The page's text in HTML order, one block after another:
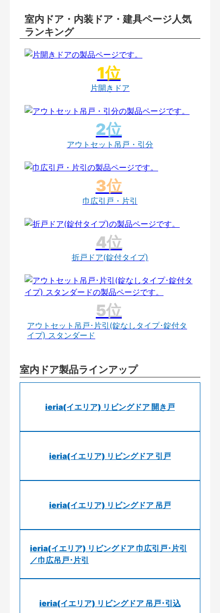
室内ドア・内装ドア・建具ページ人気
ランキング
片開きドア
アウトセット吊戸・引分
巾広引戸・片引
折戸ドア(錠付タイプ)
アウトセット吊戸･片引(錠なしタイプ･錠付タ
イプ) スタンダード
室内ドア製品ラインアップ
ieria(イエリア) リビングドア 開き戸
ieria(イエリア) リビングドア 引戸
ieria(イエリア) リビングドア 吊戸
ieria(イエリア) リビングドア 巾広引戸･片引
／巾広吊戸･片引
ieria(イエリア) リビングドア 吊戸･引込